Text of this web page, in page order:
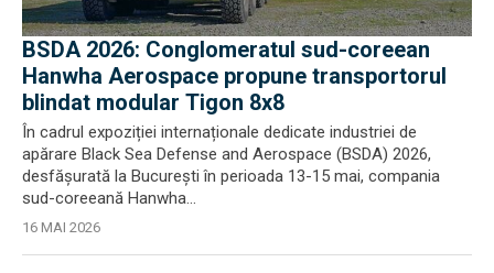
BSDA 2026: Conglomeratul sud-coreean
Hanwha Aerospace propune transportorul
blindat modular Tigon 8x8
În cadrul expoziției internaționale dedicate industriei de
apărare Black Sea Defense and Aerospace (BSDA) 2026,
desfășurată la București în perioada 13-15 mai, compania
sud-coreeană Hanwha...
16 MAI 2026